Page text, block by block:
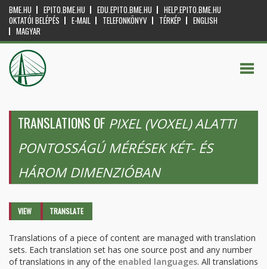
BME.HU EPITO.BME.HU EDU.EPITO.BME.HU
HELP.EPITO.BME.HU
OKTATÓI BELÉPÉS
E-MAIL TELEFONKÖNYV TÉRKÉP
ENGLISH
MAGYAR
TRANSLATIONS OF PIXEL (VOXEL) ALATTI
PONTOSSÁGÚ MÉRÉSEK KÉT- ÉS
HÁROM DIMENZIÓBAN
Primary tabs
VIEW TRANSLATE
Translations of a piece of content are managed with translation
sets. Each translation set has one source post and any number
of translations in any of the enabled languages. All translations